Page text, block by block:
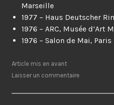
Marseille
1977 – Haus Deutscher
1976 – ARC, Musée d’Art
1976 – Salon de Mai, Paris
Article mis en avant
Laisser un commentaire